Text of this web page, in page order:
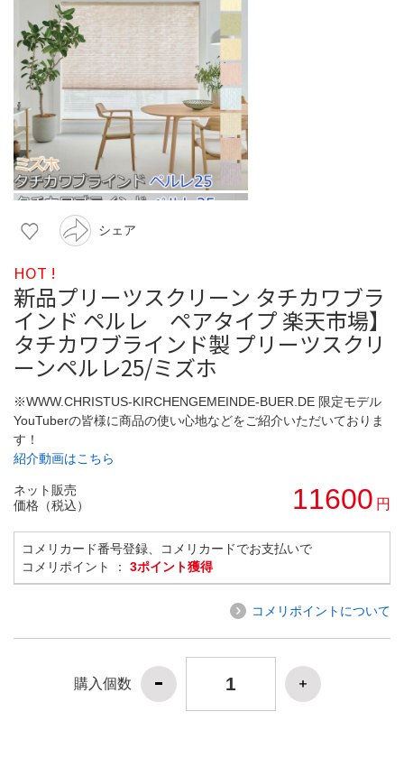
シェア
HOT !
新品プリーツスクリーン タチカワブラ
インド ペルレ ペアタイプ 楽天市場】
タチカワブラインド製 プリーツスクリ
ーンペルレ25/ミズホ
※WWW.CHRISTUS-KIRCHENGEMEINDE-BUER.DE 限定モデル
YouTuberの皆様に商品の使い心地などをご紹介いただいておりま
す！
紹介動画はこちら
ネット販売
価格（税込）
11600 円
コメリカード番号登録、コメリカードでお支払いで
コメリポイント ： 3ポイント獲得
コメリポイントについて
購入個数